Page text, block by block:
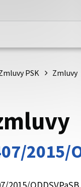
stránka
PSK Zmluvy
2015/